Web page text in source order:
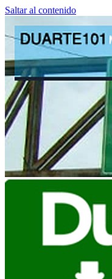
Saltar al contenido